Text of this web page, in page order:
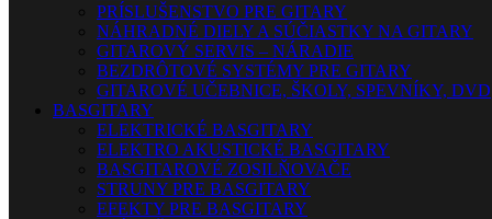
PRÍSLUŠENSTVO PRE GITARY
NÁHRADNÉ DIELY A SÚČIASTKY NA GITARY
GITAROVÝ SERVIS – NÁRADIE
BEZDRÔTOVÉ SYSTÉMY PRE GITARY
GITAROVÉ UČEBNICE, ŠKOLY, SPEVNÍKY, DVD
BASGITARY
ELEKTRICKÉ BASGITARY
ELEKTRO AKUSTICKÉ BASGITARY
BASGITAROVÉ ZOSILŇOVAČE
STRUNY PRE BASGITARY
EFEKTY PRE BASGITARY